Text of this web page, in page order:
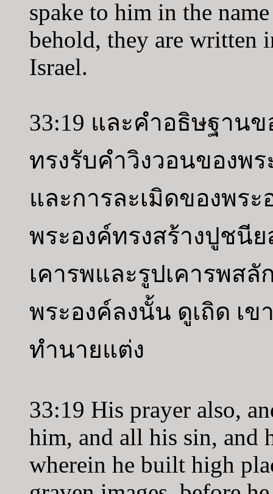
spake to him in the
behold, they are written
Israel.
33:19 และคำอธิษฐานข
ทรงรับคำวิงวอนของพ
และการละเมิดของพร
พระองค์ทรงสร้างปูชนี
เคารพและรูปเคารพส
พระองค์ลงนั้น ดูเถิด เ
ทำนายแต่ง
33:19 His prayer also,
him, and all his sin, and
wherein he built high